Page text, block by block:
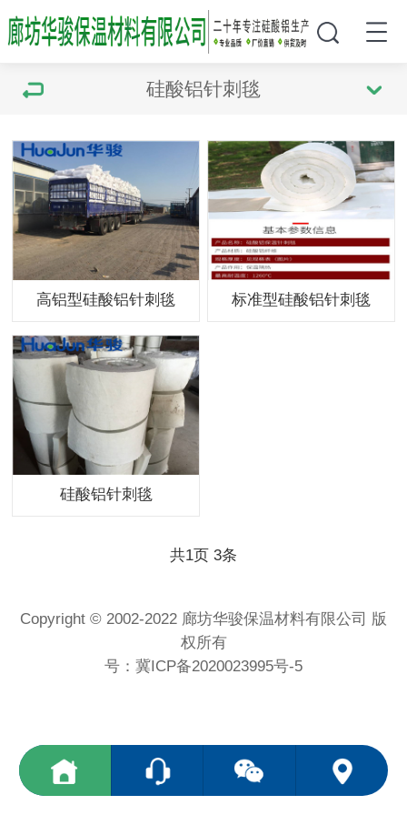
硅酸铝针刺毯
高铝型硅酸铝针刺毯 标准型硅酸铝针刺毯
硅酸铝针刺毯
共1页 3条
Copyright © 2002-2022 廊坊华骏保温材料有限公司 版
权所有
号： 冀ICP备2020023995号-5